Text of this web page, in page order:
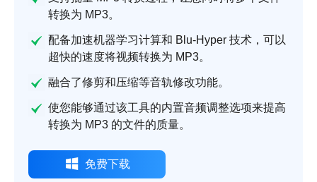
转换为 MP3。
配备加速机器学习计算和 Blu-Hyper 技术，可以
超快的速度将视频转换为 MP3。
融合了修剪和压缩等音轨修改功能。
使您能够通过该工具的内置音频调整选项来提高
转换为 MP3 的文件的质量。
免费下载